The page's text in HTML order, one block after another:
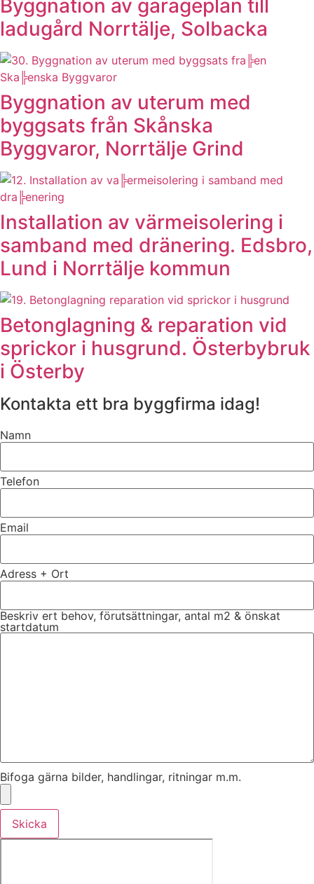
Byggnation av garageplan till
ladugård Norrtälje, Solbacka
Byggnation av uterum med
byggsats från Skånska
Byggvaror, Norrtälje Grind
Installation av värmeisolering i
samband med dränering. Edsbro,
Lund i Norrtälje kommun
Betonglagning & reparation vid
sprickor i husgrund. Österbybruk
i Österby
Kontakta ett bra byggfirma idag!
Namn
Telefon
Email
Adress + Ort
Beskriv ert behov, förutsättningar, antal m2 & önskat
startdatum
Bifoga gärna bilder, handlingar, ritningar m.m.
Skicka